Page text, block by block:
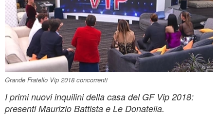
Grande Fratello Vip 2018 concorrenti
I primi nuovi inquilini della casa del GF Vip 2018:
presenti Maurizio Battista e Le Donatella.